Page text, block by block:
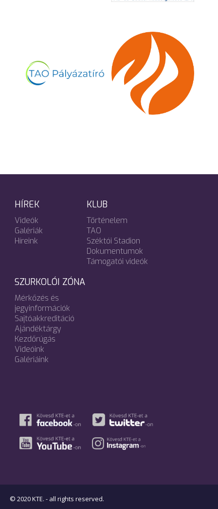
HÍREK
Videók
Galériák
Híreink
KLUB
Történelem
TAO
Széktói Stadion
Dokumentumok
Támogatói videók
SZURKOLÓI ZÓNA
Mérkőzés és
jegyinformációk
Sajtóakkreditáció
Ajándéktárgy
Kezdőrúgás
Videóink
Galériáink
© 2020 KTE. - all rights reserved.